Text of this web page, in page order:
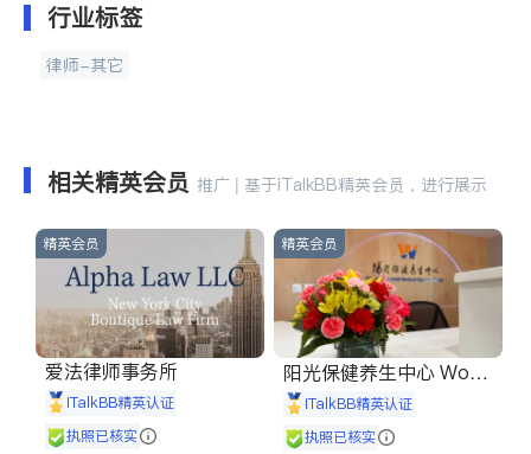
行业标签
律师-其它
相关精英会员 推广 | 基于iTalkBB精英会员，进行展示
精英会员
爱法律师事务所
iTalkBB精英认证
执照已核实
精英会员
阳光保健养生中心 World
shine
iTalkBB精英认证
执照已核实